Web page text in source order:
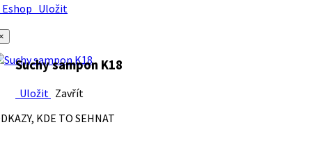
Uložit
Suchy sampon K18
Uložit Zavřít
KDE TO SEHNAT